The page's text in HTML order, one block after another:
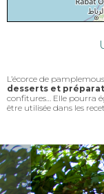
L’écorce de
desserts et
confitures… Elle pourra
être utilisée dans les